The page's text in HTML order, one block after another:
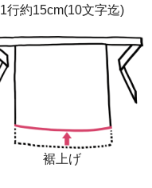
1行約15cm(10文字迄)
裾上げ